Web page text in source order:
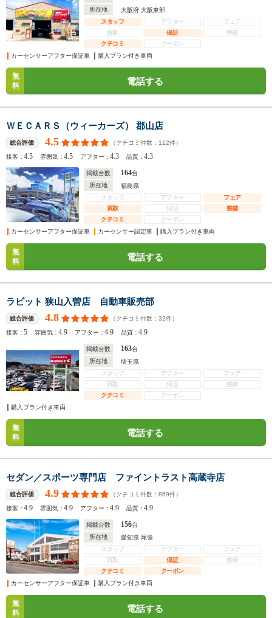
所在地
大阪府 大阪東部
スタッフ
アフター
フェア
買取
保証
整備
クチコミ
クーポン
カーセンサーアフター保証車
購入プラン付き車両
無
料
電話する
ＷＥＣＡＲＳ（ウィーカーズ） 郡山店
総合評価 4.5 （クチコミ件数： 112件）
接客：4.5 雰囲気：4.5 アフター：4.3 品質：4.3
掲載台数 164台
所在地
福島県
スタッフ
アフター
フェア
買取
保証
整備
クチコミ
クーポン
カーセンサーアフター保証車
カーセンサー認定車 購入プラン付き車両
無
料
電話する
ラビット 狭山入曽店 自動車販売部
総合評価 4.8 （クチコミ件数： 32件）
接客：5 雰囲気：4.9 アフター：4.9 品質：4.9
掲載台数 163台
所在地
埼玉県
スタッフ
アフター
フェア
買取
保証
整備
クチコミ
クーポン
購入プラン付き車両
無
料
電話する
セダン／スポーツ専門店 ファイントラスト高蔵寺店
総合評価 4.9 （クチコミ件数： 869件）
接客：4.9 雰囲気：4.9 アフター：4.9 品質：4.9
掲載台数 156台
所在地
愛知県 尾張
スタッフ
アフター
フェア
買取
保証
整備
クチコミ
クーポン
カーセンサーアフター保証車
購入プラン付き車両
無
料
電話する